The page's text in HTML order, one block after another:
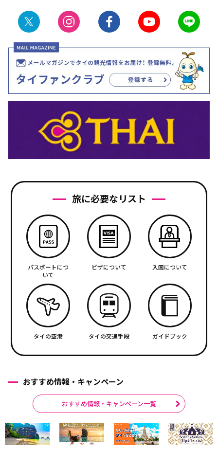
旅に必要なリスト
パスポートにつ
いて
ビザについて 入国について
タイの空港 タイの交通手段 ガイドブック
おすすめ情報・キャンペーン
おすすめ情報・キャンペーン一覧